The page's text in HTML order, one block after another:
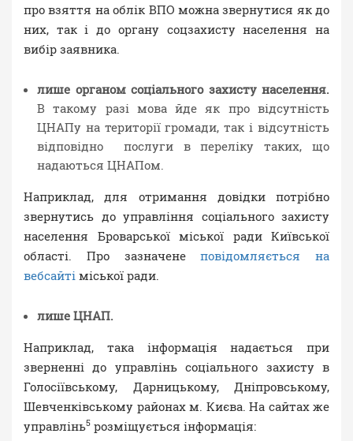
про взяття на облік ВПО можна звернутися як до
них, так і до органу соцзахисту населення на
вибір заявника.
лише органом соціального захисту населення.
В такому разі мова йде як про відсутність
ЦНАПу на території громади, так і відсутність
відповідно послуги в переліку таких, що
надаються ЦНАПом.
Наприклад, для отримання довідки потрібно
звернутись до управління соціального захисту
населення Броварської міської ради Київської
області. Про зазначенеповідомляється на
вебсайті міської ради.
лише ЦНАП.
Наприклад, така інформація надається при
зверненні до управлінь соціального захисту в
Голосіївському, Дарницькому, Дніпровському,
Шевченківському районах м. Києва. На сайтах же
управлінь5 розміщується інформація: